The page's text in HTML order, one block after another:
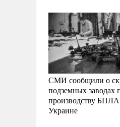
СМИ сообщили о
подземных заводах
производству
Украине